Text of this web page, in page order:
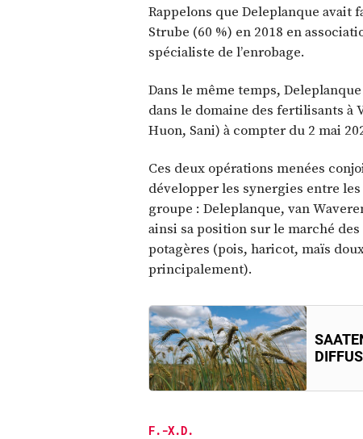
Rappelons que Deleplanque avait
Strube (60 %) en 2018 en
spécialiste de l’enrobage.
Dans le même temps,
dans le domaine des fertilisants à
Huon, Sani) à compter du 2 mai
Ces deux opérations menées
développer les synergies entre
groupe : Deleplanque, van
ainsi sa position sur le marché
potagères (pois, haricot, maïs
principalement).
F.-X.D.